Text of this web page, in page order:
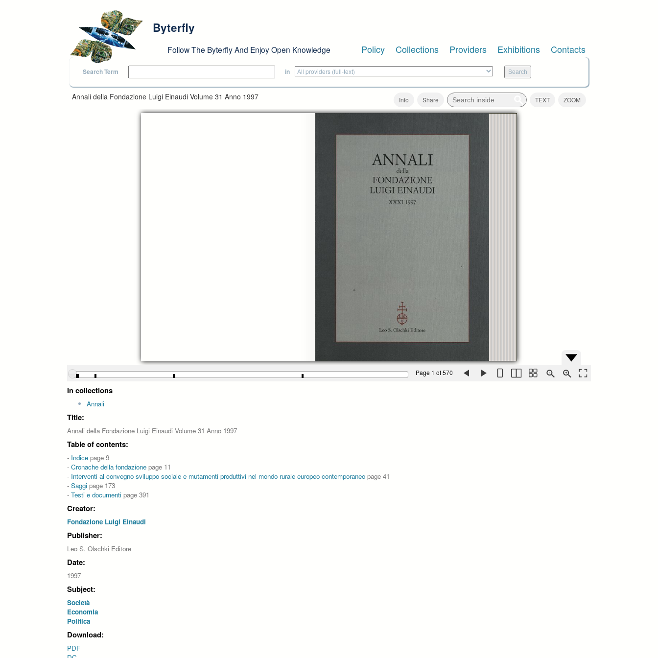
Byterfly
Follow The Byterfly And Enjoy Open Knowledge Policy Collections Providers Exhibitions Contacts
Search Term in
Annali della Fondazione Luigi Einaudi Volume 31 Anno 1997 Info Share TEXT ZOOM
Page 1 of 570
In collections
Annali
Title:
Annali della Fondazione Luigi Einaudi Volume 31 Anno 1997
Table of contents:
- Indice page 9
- Cronache della fondazione page 11
- Interventi al convegno sviluppo sociale e mutamenti produttivi nel mondo rurale europeo contemporaneo page 41
- Saggi page 173
- Testi e documenti page 391
Creator:
Fondazione Luigi Einaudi
Publisher:
Leo S. Olschki Editore
Date:
1997
Subject:
Società
Economia
Politica
Download:
PDF